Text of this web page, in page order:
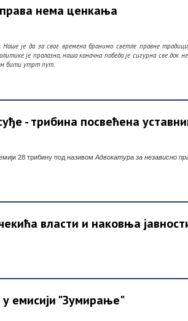
нема ценкања
је да за свог времена бранимо светле правне
је пролазна, наша коначна победа је сигурна све док
им бити утрт пут.
- трибина посвећена
28 трибину под називомАдвокатура за независно
власти и наковња
емисији "Зумирање"